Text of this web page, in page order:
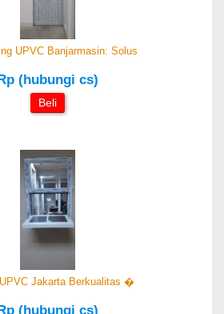
UPVC Banjarmasin: Solus
(hubungi cs)
Beli
Jakarta Berkualitas �
(hubungi cs)